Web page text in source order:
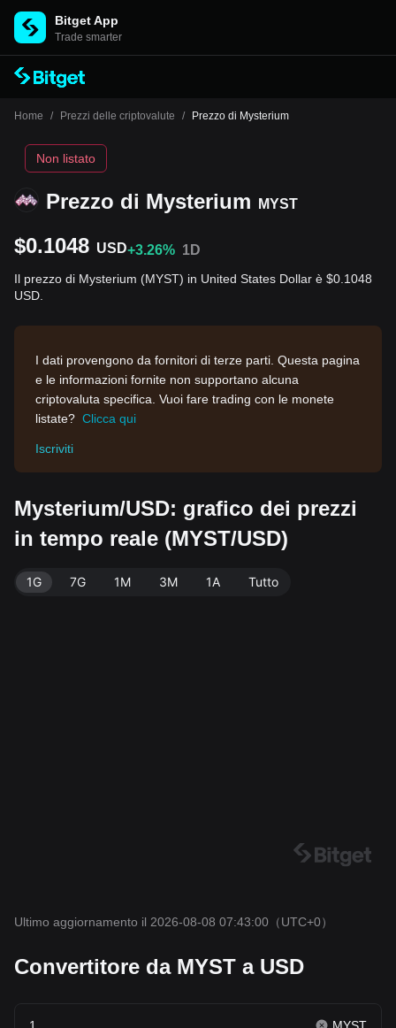
Bitget App
Trade smarter
Home / Prezzi delle criptovalute / Prezzo di Mysterium
Prezzo di Mysterium MYST
Non listato
$0.1048 USD+3.26% 1D
Il prezzo di Mysterium (MYST) in United States Dollar è $0.1048
USD.
I dati provengono da fornitori di terze parti. Questa pagina
e le informazioni fornite non supportano alcuna
criptovaluta specifica. Vuoi fare trading con le monete
listate? Clicca qui
Iscriviti
Mysterium/USD: grafico dei prezzi
in tempo reale (MYST/USD)
1G 7G 1M 3M 1A Tutto
Ultimo aggiornamento il 2026-08-08 07:43:00 （UTC+0）
Convertitore da MYST a USD